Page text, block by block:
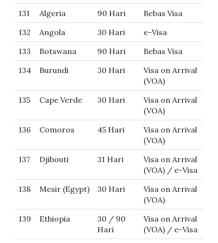
131 Algeria 90 Hari
Bebas Visa
132
Angola 30 Hari
e-Visa
133
Botswana 90 Hari
Bebas Visa
134
Burundi 30 Hari
Visa on Arrival
(VOA)
135
Cape Verde 30 Hari
Visa on Arrival
(VOA)
136
Comoros 45 Hari
Visa on Arrival
(VOA)
137
Djibouti 31 Hari
Visa on Arrival
(VOA) / e-Visa
138
Mesir (Egypt) 30 Hari
Visa on Arrival
(VOA)
139
Ethiopia
30 / 90
Hari
Visa on Arrival
(VOA) / e-Visa